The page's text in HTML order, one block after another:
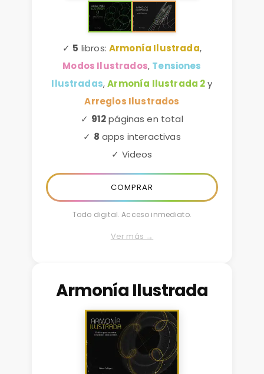
Armonía Ilustrada
✓ 5 libros:Armonía Ilustrada,
Modos Ilustrados, Tensiones
Ilustradas,Armonía Ilustrada 2y
Arreglos Ilustrados
✓ 912páginas en total
✓ 8 apps interactivas
✓ Videos
COMPRAR
Todo digital. Acceso inmediato.
Ver más →